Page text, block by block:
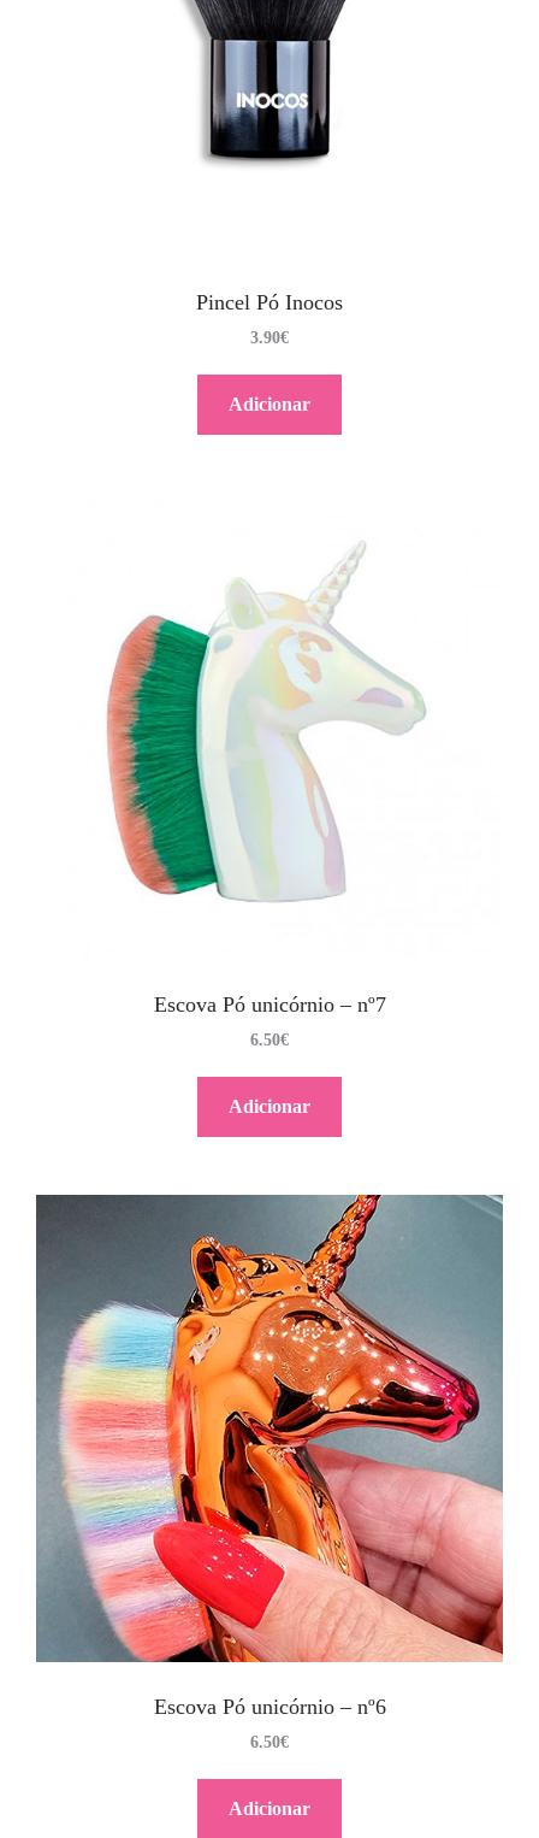
Pincel Pó Inocos
3.90€
Adicionar
Escova Pó unicórnio – nº7
6.50€
Adicionar
Escova Pó unicórnio – nº6
6.50€
Adicionar